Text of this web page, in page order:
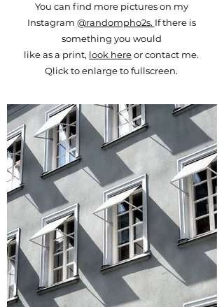
You can find more pictures on my
Instagram @randompho2s.​ If there is
something you would
like as a print, look hereor contact me.
Qlick to enlarge to fullscreen.